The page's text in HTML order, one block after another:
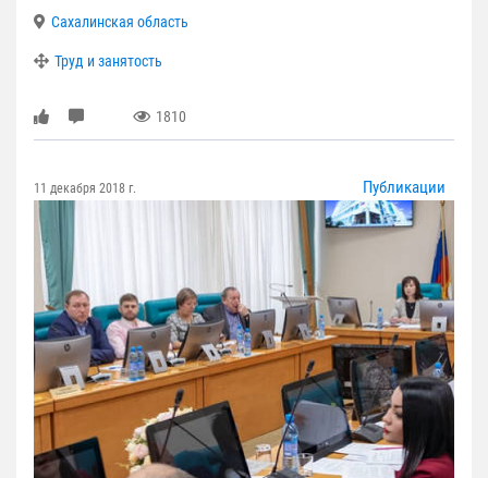
Сахалинская область
Труд и занятость
1810
11 декабря 2018 г. Публикации